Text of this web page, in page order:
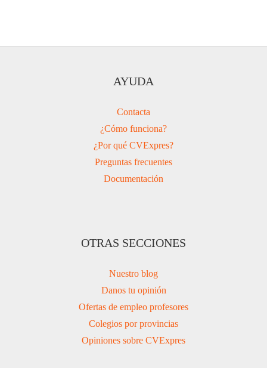
AYUDA
Contacta
¿Cómo funciona?
¿Por qué CVExpres?
Preguntas frecuentes
Documentación
OTRAS SECCIONES
Nuestro blog
Danos tu opinión
Ofertas de empleo profesores
Colegios por provincias
Opiniones sobre CVExpres